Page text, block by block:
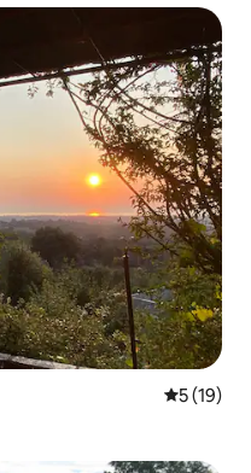
レビュー
5 (19)